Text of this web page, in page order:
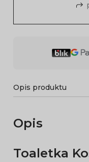
Opis produktu
Opis
Toaletka